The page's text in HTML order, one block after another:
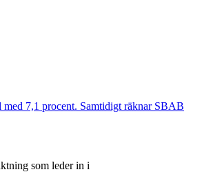
7,1 procent. Samtidigt räknar SBAB
som leder in i